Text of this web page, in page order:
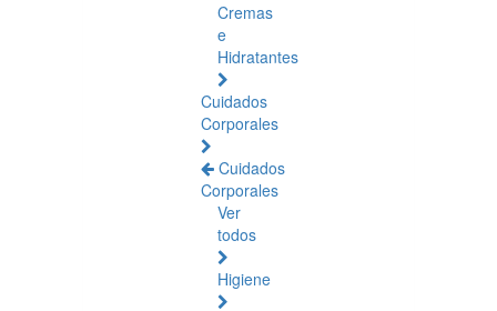
Cremas
e
Hidratantes
Cuidados
Corporales
Cuidados
Corporales
Ver
todos
Higiene